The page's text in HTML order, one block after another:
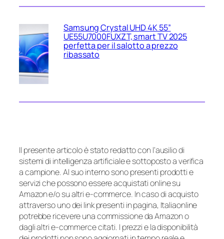
Samsung Crystal UHD 4K 55”
UE55U7000FUXZT, smart TV 2025
perfetta per il salotto a prezzo
ribassato
Il presente articolo è stato redatto con l’ausilio di
sistemi di intelligenza artificiale e sottoposto a verifica
a campione. Al suo interno sono presenti prodotti e
servizi che possono essere acquistati online su
Amazon e/o su altri e-commerce. In caso di acquisto
attraverso uno dei link presenti in pagina, Italiaonline
potrebbe ricevere una commissione da Amazon o
dagli altri e-commerce citati. I prezzi e la disponibilità